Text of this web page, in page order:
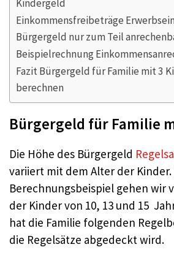
Kindergeld
Einkommensfreibeträge
Bürgergeld nur zum Teil
Beispielrechnung
Fazit Bürgergeld für Familie mit 3
berechnen
Bürgergeld für Familie
Die Höhe des Bürgergeld
variiert mit dem Alter der
Berechnungsbeispiel gehen wir
der Kinder von 10, 13 und 15
hat die Familie folgenden
die Regelsätze abgedeckt wird.